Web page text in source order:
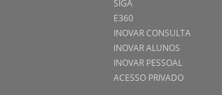
SIGA
E360
INOVAR CONSULTA
INOVAR ALUNOS
INOVAR PESSOAL
ACESSO PRIVADO